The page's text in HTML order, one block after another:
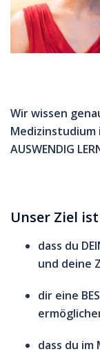
Wir wissen
Medizinstudium
AUSWENDIG
Unser Ziel
dass du
und deine
dir eine
dass du im